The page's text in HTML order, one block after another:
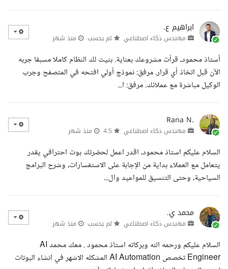
ابراهيم ع.
مهندس ذكاء اصطناعي لم يحسب منذ شهر
أستاذ محمود، قرأت مشروعك بعناية. بنيت لك النظام كاملا مسبقا جربه
الآن قبل اتخاذ أي قرار. مرفق: نموذج أولي افتحه في المتصفح وجرب
الوكيل مباشرة مع عملائك. مرفق: ا...
Rana N.
مهندس ذكاء اصطناعي منذ شهر
السلام عليكم استاذ محمود، اقدر اعمل لحضرتك بوت احترافي يقدر
يتعامل مع العملاء بداية من الإجابة على الاستفسارات، وشرح البرامج
السياحية، وحتى التنسيق للمواعيد وال...
محمد ي.
مهندس ذكاء اصطناعي لم يحسب منذ شهر
السلام عليكم ورحمه الله وبركاته استاذ محمود . معك محمد AI
Engineer تخصص AI Automation المشكله الاشهر في انشاء البوتات